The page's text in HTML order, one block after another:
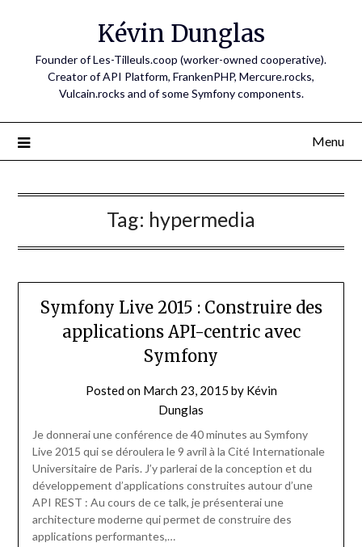
Kévin Dunglas
Founder of Les-Tilleuls.coop (worker-owned cooperative).
Creator of API Platform, FrankenPHP, Mercure.rocks,
Vulcain.rocks and of some Symfony components.
Menu
Tag: hypermedia
Symfony Live 2015 : Construire des
applications API-centric avec
Symfony
Posted on March 23, 2015 by Kévin
Dunglas
Je donnerai une conférence de 40 minutes au Symfony
Live 2015 qui se déroulera le 9 avril à la Cité Internationale
Universitaire de Paris. J’y parlerai de la conception et du
développement d’applications construites autour d’une
API REST : Au cours de ce talk, je présenterai une
architecture moderne qui permet de construire des
applications performantes,…